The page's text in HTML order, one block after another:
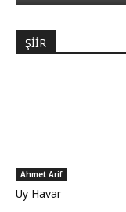
ŞİİR
Ahmet Arif
Uy Havar